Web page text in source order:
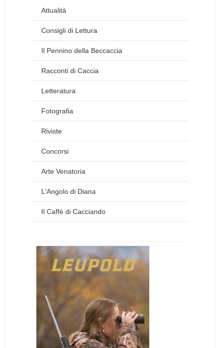
Attualità
Consigli di Lettura
Il Pennino della Beccaccia
Racconti di Caccia
Letteratura
Fotografia
Riviste
Concorsi
Arte Venatoria
L'Angolo di Diana
Il Caffè di Cacciando